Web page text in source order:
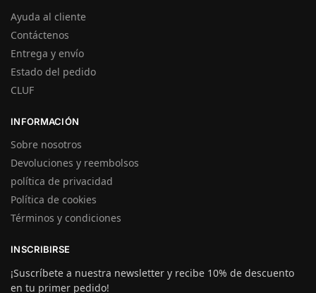
Ayuda al cliente
Contáctenos
Entrega y envío
Estado del pedido
CLUF
INFORMACIÓN
Sobre nosotros
Devoluciones y reembolsos
política de privacidad
Política de cookies
Términos y condiciones
INSCRIBIRSE
¡Suscríbete a nuestra newsletter y recibe 10% de descuento
en tu primer pedido!